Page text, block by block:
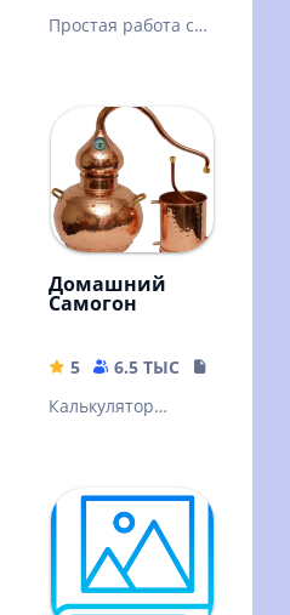
Простая работа с
17.71 MB
Домашний
Самогон
5 6.5 ТЫС
Калькулятор
алкогольных
напитков.